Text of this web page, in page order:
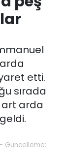
etti.
sırada
art arda
Güncelleme: